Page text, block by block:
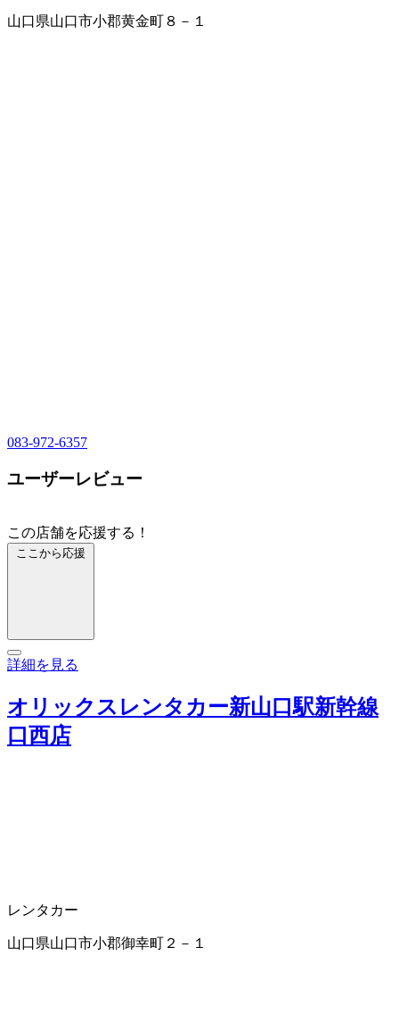
山口県山口市小郡黄金町８－１
083-972-6357
ユーザーレビュー
この店舗を応援する！
ここから応援
詳細を見る
オリックスレンタカー新山口駅新幹線
口西店
レンタカー
山口県山口市小郡御幸町２－１